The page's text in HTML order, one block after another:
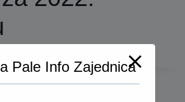
Pale Info Zajednica